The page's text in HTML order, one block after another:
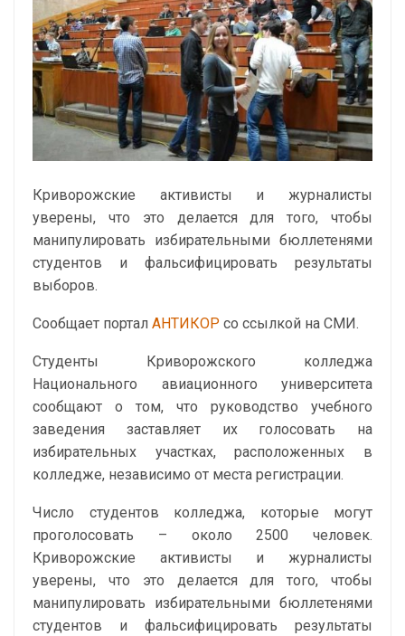
Криворожские активисты и журналисты
уверены, что это делается для того, чтобы
манипулировать избирательными бюллетенями
студентов и фальсифицировать результаты
выборов.
Сообщает портал АНТИКОР со ссылкой на СМИ.
Студенты Криворожского колледжа
Национального авиационного университета
сообщают о том, что руководство учебного
заведения заставляет их голосовать на
избирательных участках, расположенных в
колледже, независимо от места регистрации.
Число студентов колледжа, которые могут
проголосовать – около 2500 человек.
Криворожские активисты и журналисты
уверены, что это делается для того, чтобы
манипулировать избирательными бюллетенями
студентов и фальсифицировать результаты